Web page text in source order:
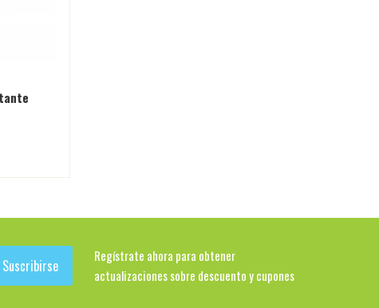
Suscribirse
Regístrate ahora para obtener
actualizaciones sobre descuento y cupones